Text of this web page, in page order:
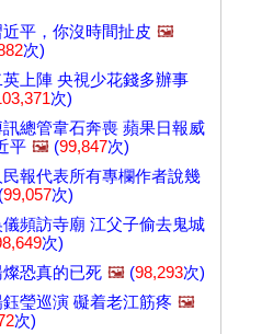
近平，你沒時間扯皮 🖼️
次)
英上陣 央視少花錢多辦事
次)
訊總管韋石奔喪 蘋果日報威
平 🖼️ (99,847次)
民報代表所有專欄作者說幾
99,057次)
儀頻訪寺廟 江父子偷去鬼城
次)
燦恐真的已死 🖼️ (98,293次)
鈺瑩巡演 礙着老江筋疼 🖼️
次)